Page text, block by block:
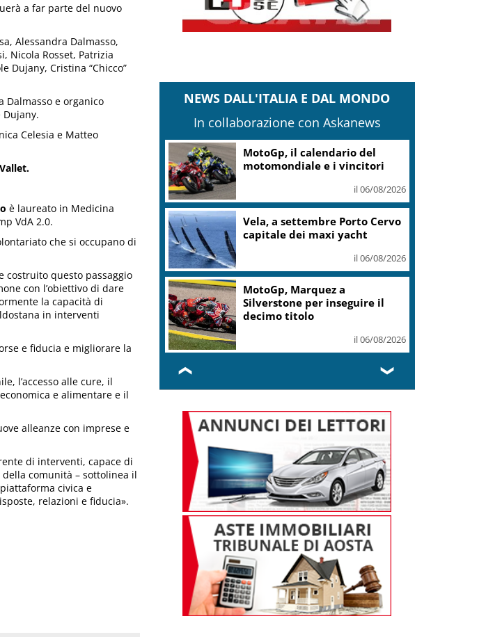
a far parte del nuovo
Alessandra Dalmasso,
Nicola Rosset, Patrizia
Dujany, Cristina “Chicco”
Dalmasso e organico
Dujany.
Celesia e Matteo
è laureato in Medicina
VdA 2.0.
che si occupano di
costruito questo passaggio
con l’obiettivo di dare
la capacità di
in interventi
e fiducia e migliorare la
l’accesso alle cure, il
e alimentare e il
alleanze con imprese e
di interventi, capace di
comunità – sottolinea il
civica e
relazioni e fiducia».
NEWS DALL'ITALIA E DAL MONDO
In collaborazione con Askanews
MotoGp, il calendario del
motomondiale e i vincitori
il 06/08/2026
Vela, a settembre Porto Cervo
capitale dei maxi yacht
il 06/08/2026
MotoGp, Marquez a
Silverstone per inseguire il
decimo titolo
il 06/08/2026
❮ ❯